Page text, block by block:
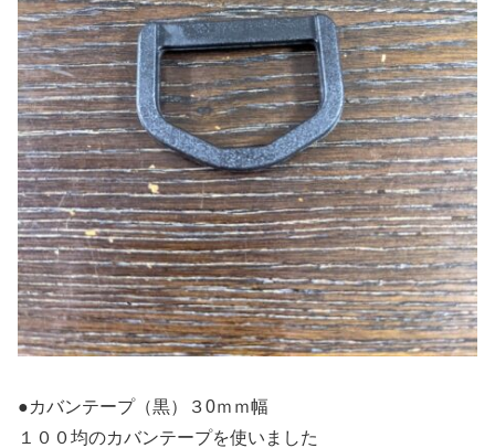
●カバンテープ（黒）３0ｍｍ幅
１００均のカバンテープを使いました